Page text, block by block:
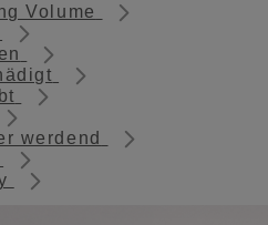
Volume
werdend